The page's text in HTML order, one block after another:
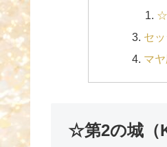
☆
セ
マ
☆第2の城（